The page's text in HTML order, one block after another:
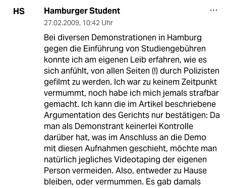
HS Hamburger Student
27.02.2009, 10:42 Uhr
Bei diversen Demonstrationen in Hamburg
gegen die Einführung von Studiengebühren
konnte ich am eigenen Leib erfahren, wie es
sich anfühlt, von allen Seiten (!) durch Polizisten
gefilmt zu werden. Ich war zu keinem Zeitpunkt
vermummt, noch habe ich mich jemals strafbar
gemacht. Ich kann die im Artikel beschriebene
Argumentation des Gerichts nur bestätigen: Da
man als Demonstrant keinerlei Kontrolle
darüber hat, was im Anschluss an die Demo
mit diesen Aufnahmen geschieht, möchte man
natürlich jegliches Videotaping der eigenen
Person vermeiden. Also, entweder zu Hause
bleiben, oder vermummen. Es gab damals